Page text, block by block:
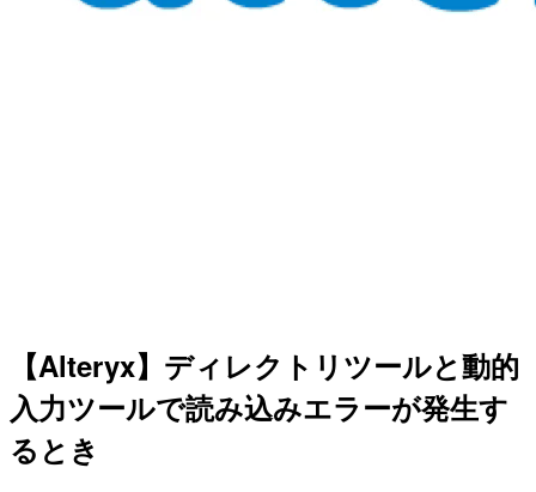
【Alteryx】ディレクトリツールと動的
入力ツールで読み込みエラーが発生す
るとき